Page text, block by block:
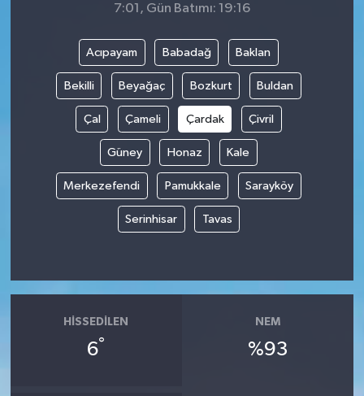
7:01, Gün Batımı: 19:16
Acıpayam Babadağ Baklan
Bekilli Beyağaç Bozkurt Buldan
Çal Çameli Çardak Çivril
Güney Honaz Kale
Merkezefendi Pamukkale Sarayköy
Serinhisar Tavas
HISSEDILEN
6°
NEM
%93